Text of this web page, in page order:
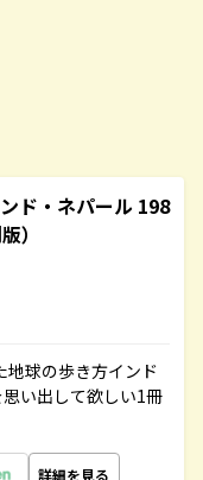
ド・ネパール 198
）
地球の歩き方インド
い出して欲しい1冊
詳細を見る